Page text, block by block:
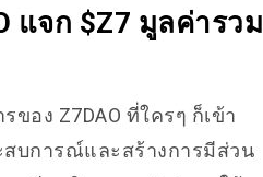
แจก $Z7 มูลค่ารวม
อง Z7DAO ที่ใครๆ ก็เข้า
สบการณ์และสร้างการมีส่วน